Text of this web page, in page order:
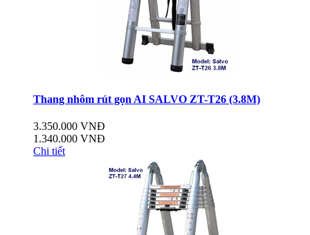
Thang nhôm rút gọn AI SALVO ZT-T26 (3.8M)
3.350.000 VNĐ
1.340.000 VNĐ
Chi tiết